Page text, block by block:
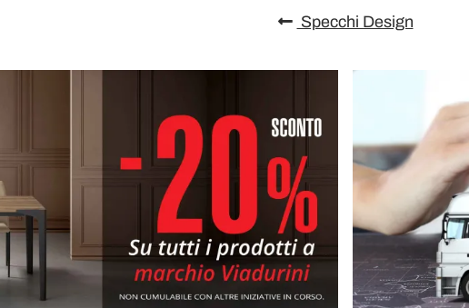
Specchi Design